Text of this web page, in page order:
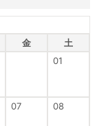
金
土
01
07 08